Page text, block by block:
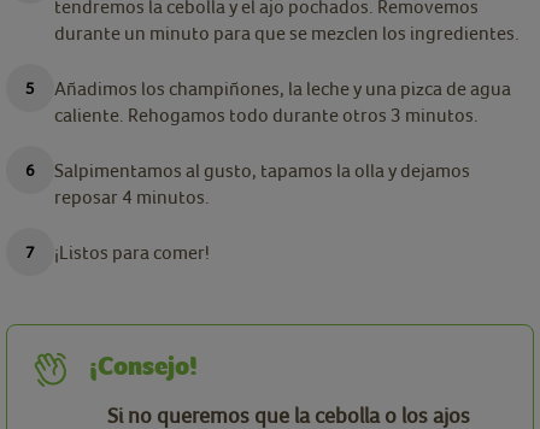
tendremos la cebolla y el ajo pochados. Removemos
durante un minuto para que se mezclen los ingredientes.
Añadimos los champiñones, la leche y una pizca de agua
caliente. Rehogamos todo durante otros 3 minutos.
Salpimentamos al gusto, tapamos la olla y dejamos
reposar 4 minutos.
¡Listos para comer!
¡Consejo!
Si no queremos que la cebolla o los ajos